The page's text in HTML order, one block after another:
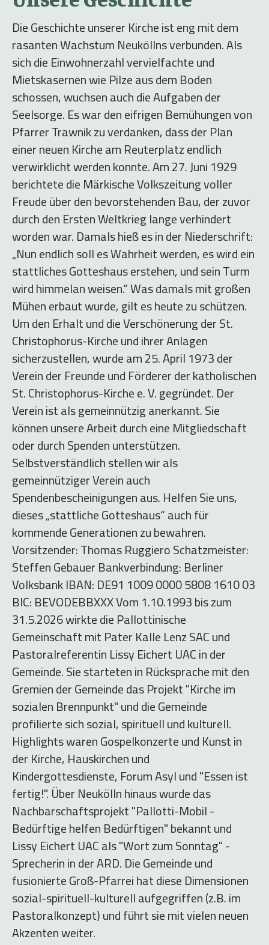
Die Geschichte unserer Kirche ist eng mit dem
rasanten Wachstum Neuköllns verbunden. Als
sich die Einwohnerzahl vervielfachte und
Mietskasernen wie Pilze aus dem Boden
schossen, wuchsen auch die Aufgaben der
Seelsorge. Es war den eifrigen Bemühungen von
Pfarrer Trawnik zu verdanken, dass der Plan
einer neuen Kirche am Reuterplatz endlich
verwirklicht werden konnte. Am 27. Juni 1929
berichtete die Märkische Volkszeitung voller
Freude über den bevorstehenden Bau, der zuvor
durch den Ersten Weltkrieg lange verhindert
worden war. Damals hieß es in der Niederschrift:
„Nun endlich soll es Wahrheit werden, es wird ein
stattliches Gotteshaus erstehen, und sein Turm
wird himmelan weisen.“ Was damals mit großen
Mühen erbaut wurde, gilt es heute zu schützen.
Um den Erhalt und die Verschönerung der St.
Christophorus-Kirche und ihrer Anlagen
sicherzustellen, wurde am 25. April 1973 der
Verein der Freunde und Förderer der katholischen
St. Christophorus-Kirche e. V. gegründet. Der
Verein ist als gemeinnützig anerkannt. Sie
können unsere Arbeit durch eine Mitgliedschaft
oder durch Spenden unterstützen.
Selbstverständlich stellen wir als
gemeinnütziger Verein auch
Spendenbescheinigungen aus. Helfen Sie uns,
dieses „stattliche Gotteshaus“ auch für
kommende Generationen zu bewahren.
Vorsitzender: Thomas Ruggiero Schatzmeister:
Steffen Gebauer Bankverbindung: Berliner
Volksbank IBAN: DE91 1009 0000 5808 1610 03
BIC: BEVODEBBXXX Vom 1.10.1993 bis zum
31.5.2026 wirkte die Pallottinische
Gemeinschaft mit Pater Kalle Lenz SAC und
Pastoralreferentin Lissy Eichert UAC in der
Gemeinde. Sie starteten in Rücksprache mit den
Gremien der Gemeinde das Projekt "Kirche im
sozialen Brennpunkt" und die Gemeinde
profilierte sich sozial, spirituell und kulturell.
Highlights waren Gospelkonzerte und Kunst in
der Kirche, Hauskirchen und
Kindergottesdienste, Forum Asyl und "Essen ist
fertig!". Über Neukölln hinaus wurde das
Nachbarschaftsprojekt "Pallotti-Mobil -
Bedürftige helfen Bedürftigen" bekannt und
Lissy Eichert UAC als "Wort zum Sonntag" -
Sprecherin in der ARD. Die Gemeinde und
fusionierte Groß-Pfarrei hat diese Dimensionen
sozial-spirituell-kulturell aufgegriffen (z.B. im
Pastoralkonzept) und führt sie mit vielen neuen
Akzenten weiter.